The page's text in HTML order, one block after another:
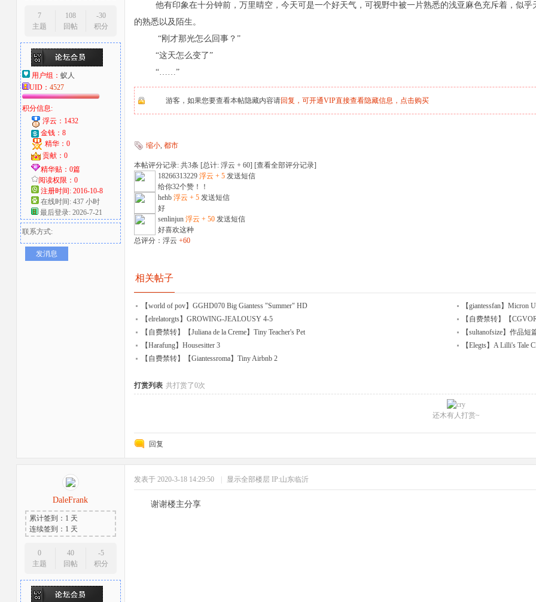
爱
好
7
主题
108
回帖
-30
积分
用户组： 蚁人
UID： 4527
积分信息:
浮云：1432
金钱：8
精华：0
贡献：0
精华贴：0篇
阅读权限：0
注册时间: 2016-10-8
在线时间: 437 小时
最后登录: 2026-7-21
联系方式:
发消息
他有印象在十分钟前，万里晴空，今天可是一个好天气，可视野中被一片熟悉的浅亚麻色充斥着，似
的熟悉以及陌生。
“刚才那光怎么回事？”
“这天怎么变了”
“……”
游客，如果您要查看本帖隐藏内容请回复，可开通VIP直接查看隐藏信息， 点击购买
缩小, 都市
本帖评分记录: 共3条 [总计: 浮云 + 60] [查看全部评分记录]
18266313229 浮云 + 5 发送短信
给你32个赞！！
hehb 浮云 + 5 发送短信
好
senlinjun 浮云 + 50 发送短信
好喜欢这种
总评分：浮云 +60
相关帖子
【world of pov】GGHD070 Big Giantess "Summer" HD
【giantessfan】Micron
【elrelatorgts】GROWING-JEALOUSY 4-5
【自费禁转】【
【自费禁转】【Juliana de la Creme】Tiny Teacher's Pet
【sultanofsize】作品
【Harafung】Housesitter 3
【Elegts】A Lilli's Tale
【自费禁转】【Giantessroma】Tiny Airbnb 2
打赏列表 共打赏了0次
还木有人打赏~
回复
DaleFrank
累计签到：1 天
连续签到：1 天
0
主题
40
回帖
-5
积分
发表于 2020-3-18 14:29:50 显示全部楼层 IP:山东临沂
谢谢楼主分享